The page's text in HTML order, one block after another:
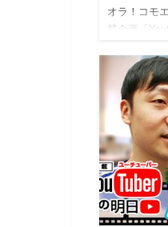
オラ！コモ
載企画「